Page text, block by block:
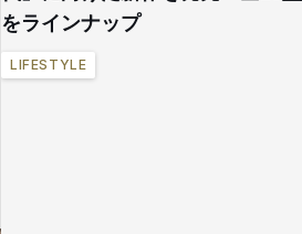
をラインナップ
LIFESTYLE